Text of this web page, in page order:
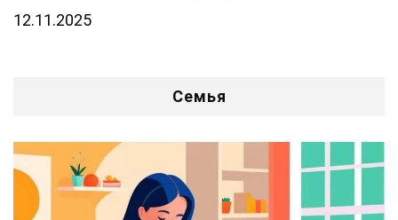
12.11.2025
Семья